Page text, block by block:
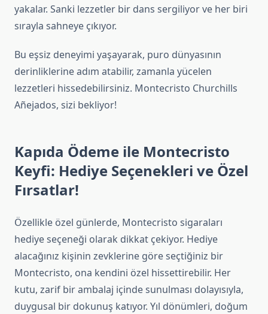
yakalar. Sanki lezzetler bir dans sergiliyor ve her biri
sırayla sahneye çıkıyor.
Bu eşsiz deneyimi yaşayarak, puro dünyasının
derinliklerine adım atabilir, zamanla yücelen
lezzetleri hissedebilirsiniz. Montecristo Churchills
Añejados, sizi bekliyor!
Kapıda Ödeme ile Montecristo
Keyfi: Hediye Seçenekleri ve Özel
Fırsatlar!
Özellikle özel günlerde, Montecristo sigaraları
hediye seçeneği olarak dikkat çekiyor. Hediye
alacağınız kişinin zevklerine göre seçtiğiniz bir
Montecristo, ona kendini özel hissettirebilir. Her
kutu, zarif bir ambalaj içinde sunulması dolayısıyla,
duygusal bir dokunuş katıyor. Yıl dönümleri, doğum